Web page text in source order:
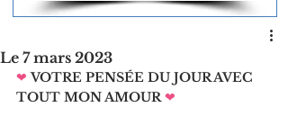
Le 7 mars 2023
❤ VOTRE PENSÉE DU JOUR AVEC
TOUT MON AMOUR ❤